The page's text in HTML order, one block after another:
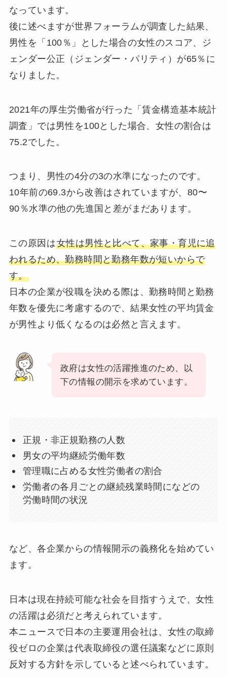
なっています。
後に述べますが世界フォーラムが調査した結果、
男性を「100％」とした場合の女性のスコア、ジ
ェンダー公正（ジェンダー・パリティ）が65％に
なりました。
2021年の厚生労働省が行った「賃金構造基本統計
調査」では男性を100とした場合、女性の割合は
75.2でした。
つまり、男性の4分の3の水準になったのです。
10年前の69.3から改善はされていますが、80〜
90％水準の他の先進国と差がまだあります。
この原因は女性は男性と比べて、家事・育児に追
われるため、勤務時間と勤務年数が短いからで
す。
日本の企業が役職を決める際は、勤務時間と勤務
年数を優先に考慮するので、結果女性の平均賃金
が男性より低くなるのは必然と言えます。
政府は女性の活躍推進のため、以
下の情報の開示を求めています。
正規・非正規勤務の人数
男女の平均継続労働年数
管理職に占める女性労働者の割合
労働者の各月ごとの継続残業時間になどの
労働時間の状況
など、各企業からの情報開示の義務化を始めてい
ます。
日本は現在持続可能な社会を目指すうえで、女性
の活躍は必須だと考えられています。
本ニュースで日本の主要運用会社は、女性の取締
役ゼロの企業は代表取締役の選任議案などに原則
反対する方針を示していると述べられています。